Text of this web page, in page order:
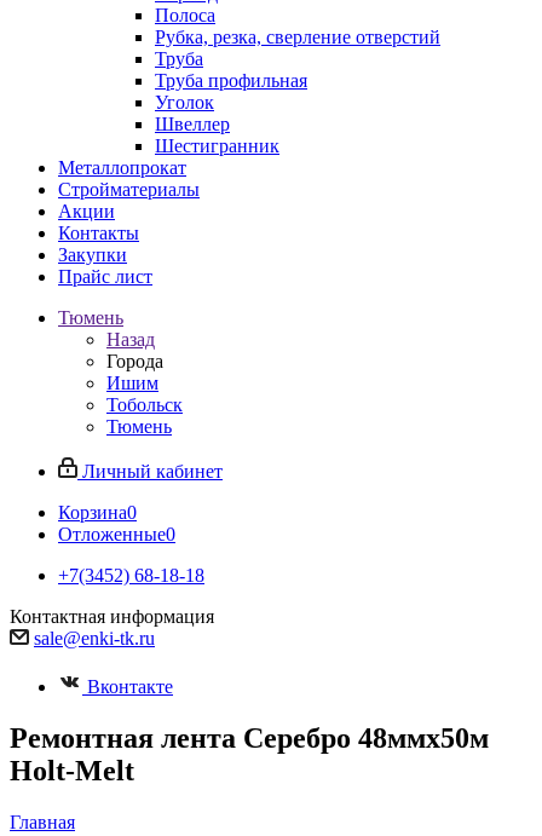
Полоса
Рубка, резка, сверление отверстий
Труба
Труба профильная
Уголок
Швеллер
Шестигранник
Металлопрокат
Стройматериалы
Акции
Контакты
Закупки
Прайс лист
Тюмень
Назад
Города
Ишим
Тобольск
Тюмень
Личный кабинет
Корзина0
Отложенные0
+7(3452) 68-18-18
Контактная информация
sale@enki-tk.ru
Вконтакте
Ремонтная лента Серебро 48ммх50м
Holt-Melt
Главная